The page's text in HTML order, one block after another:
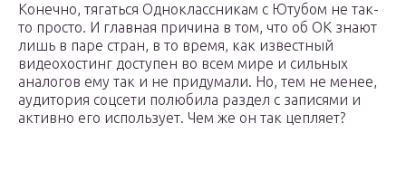
Конечно, тягаться Одноклассникам с Ютубом не так-
то просто. И главная причина в том, что об ОК знают
лишь в паре стран, в то время, как известный
видеохостинг доступен во всем мире и сильных
аналогов ему так и не придумали. Но, тем не менее,
аудитория соцсети полюбила раздел с записями и
активно его использует. Чем же он так цепляет?